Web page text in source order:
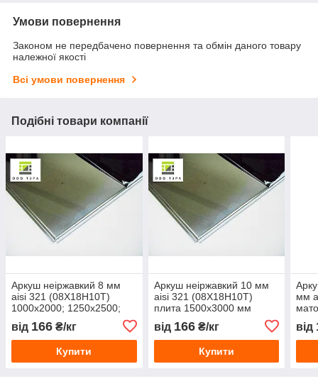
Умови повернення
Законом не передбачено повернення та обмін даного товару
належної якості
Всі умови повернення
Подібні товари компанії
Аркуш неіржавкий 8 мм
aisi 321 (08Х18Н10Т)
1000х2000; 1250х2500;
1500х3000 мм харчовий
від 166 ₴/кг
Купити
Аркуш неіржавкий 10 мм
aisi 321 (08Х18Н10Т)
плита 1500х3000 мм
від 166₴/кг
Купити
мм
від